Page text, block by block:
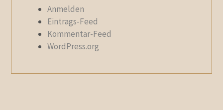
Anmelden
Eintrags-Feed
Kommentar-Feed
WordPress.org